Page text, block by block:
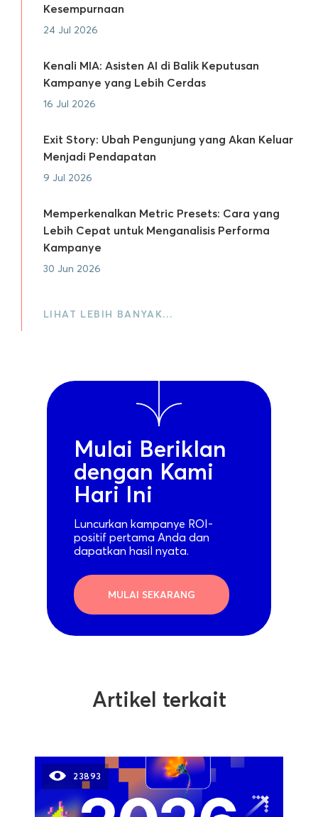
Kesempurnaan
24 Jul 2026
Kenali MIA: Asisten AI di Balik Keputusan
Kampanye yang Lebih Cerdas
16 Jul 2026
Exit Story: Ubah Pengunjung yang Akan Keluar
Menjadi Pendapatan
9 Jul 2026
Memperkenalkan Metric Presets: Cara yang
Lebih Cepat untuk Menganalisis Performa
Kampanye
30 Jun 2026
LIHAT LEBIH BANYAK…
Mulai Beriklan
dengan Kami
Hari Ini
Luncurkan kampanye ROI-
positif pertama Anda dan
dapatkan hasil nyata.
MULAI SEKARANG
Artikel terkait
23893